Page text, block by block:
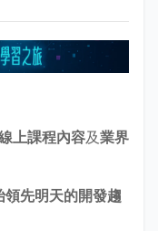
上課程內容及業界
先明天的開發趨